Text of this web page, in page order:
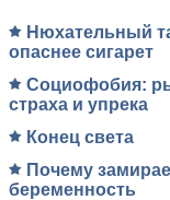
Нюхательный
опаснее сигарет
Социофобия:
страха и упрека
Конец света
Почему
беременность